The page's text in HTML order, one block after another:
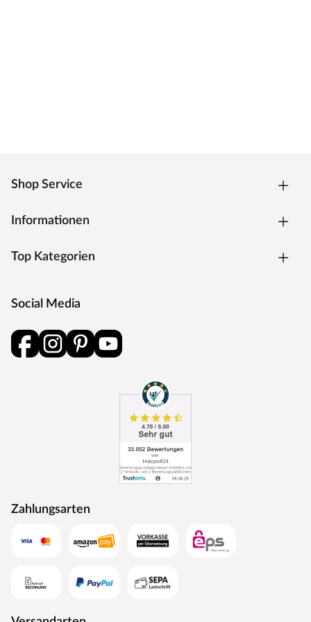
Shop Service
Informationen
Top Kategorien
Social Media
Zahlungsarten